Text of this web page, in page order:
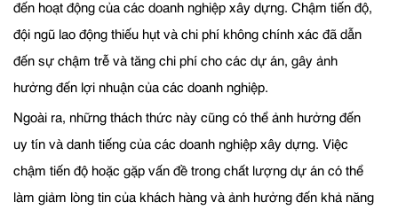
đến hoạt động của các doanh nghiệp xây dựng. Chậm tiến độ,
đội ngũ lao động thiếu hụt và chi phí không chính xác đã dẫn
đến sự chậm trễ và tăng chi phí cho các dự án, gây ảnh
hưởng đến lợi nhuận của các doanh nghiệp.
Ngoài ra, những thách thức này cũng có thể ảnh hưởng đến
uy tín và danh tiếng của các doanh nghiệp xây dựng. Việc
chậm tiến độ hoặc gặp vấn đề trong chất lượng dự án có thể
làm giảm lòng tin của khách hàng và ảnh hưởng đến khả năng